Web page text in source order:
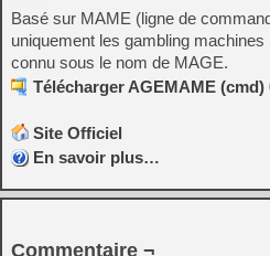
Basé sur MAME (ligne de
uniquement les gambling machines
connu sous le nom de MAGE.
Télécharger AGEMAME (cmd)
Site Officiel
En savoir plus…
Commentaire ¬